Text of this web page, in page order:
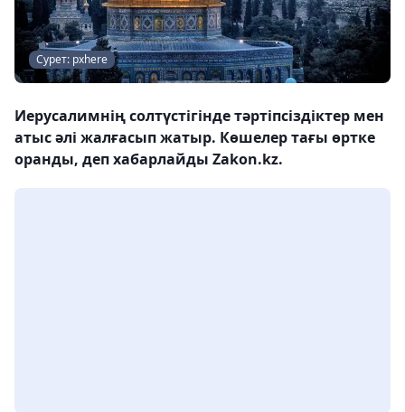
Сурет: pxhere
Иерусалимнің солтүстігінде тәртіпсіздіктер мен
атыс әлі жалғасып жатыр. Көшелер тағы өртке
оранды, деп хабарлайды Zakon.kz.